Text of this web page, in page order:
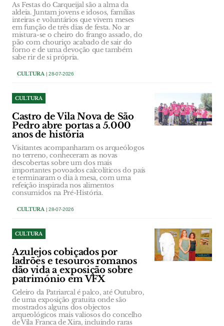
As Festas do Carqueijal são a alma da
aldeia. Juntam jovens e idosos, famílias
inteiras e voluntários que vivem meses
em função de três dias de festa. No ar
mistura-se o cheiro do frango assado, do
pão com chouriço acabado de sair do
forno e de uma devoção que também
sabe rir de si própria.
CULTURA| 28-07-2026
CULTURA
Castro de Vila Nova de São
Pedro abre portas a 5.000
anos de história
Visitantes acompanharam os arqueólogos
no terreno, conheceram as novas
descobertas sobre um dos mais
importantes povoados calcolíticos do país
e terminaram o dia à mesa, com uma
refeição inspirada nos alimentos
consumidos na Pré-História.
CULTURA| 28-07-2026
CULTURA
Azulejos cobiçados por
ladrões e tesouros romanos
dão vida a exposição sobre
património em VFX
Celeiro da Patriarcal é palco, até Outubro,
de uma exposição gratuita onde são
mostrados alguns dos objectos
arqueológicos mais valiosos do concelho
de Vila Franca de Xira, incluindo raras